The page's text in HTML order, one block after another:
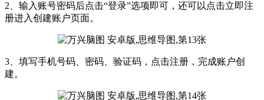
2、输入账号密码后点击“登录”选项即可，还可以点击立即注
册进入创建账户页面。
3、填写手机号码、密码、验证码，点击注册，完成账户创
建。